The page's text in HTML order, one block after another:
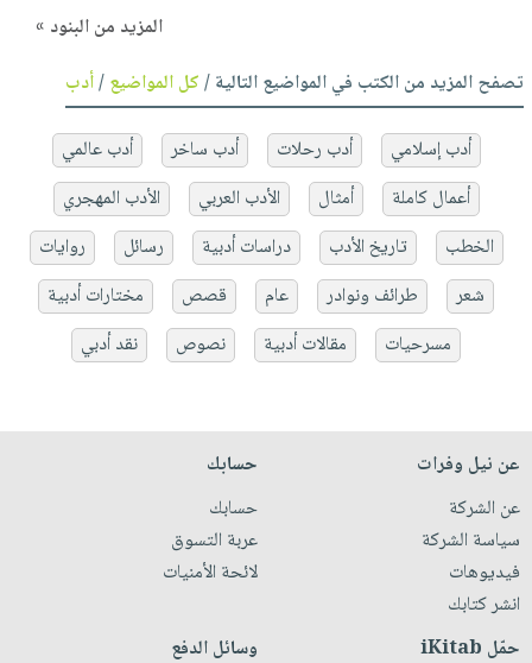
المزيد من البنود »
تصفح المزيد من الكتب في المواضيع التالية /كل المواضيع/أدب
أدب إسلامي أدب رحلات أدب ساخر
أدب عالمي
أعمال كاملة
أمثال الأدب العربي
الأدب المهجري
الخطب
تاريخ الأدب دراسات أدبية رسائل
روايات
شعر
طرائف ونوادر عام قصص
مختارات أدبية
مسرحيات
مقالات أدبية نصوص نقد أدبي
عن نيل وفرات
عن الشركة
سياسة الشركة
فيديوهات
انشر كتابك
حسابك
حسابك
عربة التسوق
لائحة الأمنيات
حمّل iKitab وسائل الدفع